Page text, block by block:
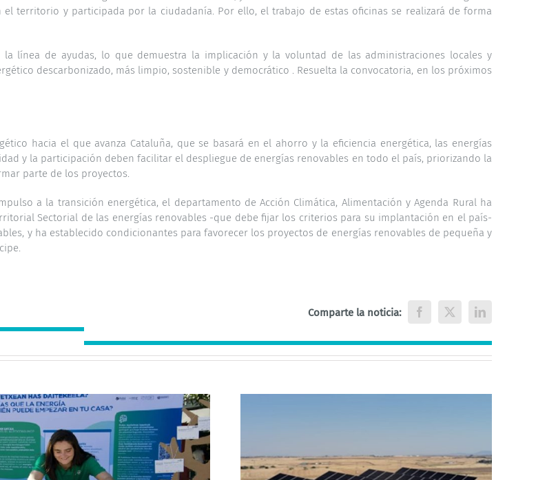
territorio y participada por la ciudadanía. Por ello, el trabajo de estas oficinas se realizará de forma
línea de ayudas, lo que demuestra la implicación y la voluntad de las administraciones locales y
descarbonizado, más limpio, sostenible y democrático . Resuelta la convocatoria, en los próximos
hacia el que avanza Cataluña, que se basará en el ahorro y la eficiencia energética, las energías
y la participación deben facilitar el despliegue de energías renovables en todo el país, priorizando la
parte de los proyectos.
a la transición energética, el departamento de Acción Climática, Alimentación y Agenda Rural ha
Sectorial de las energías renovables -que debe fijar los criterios para su implantación en el país-
y ha establecido condicionantes para favorecer los proyectos de energías renovables de pequeña y
Comparte la noticia: Facebook
X LinkedIn